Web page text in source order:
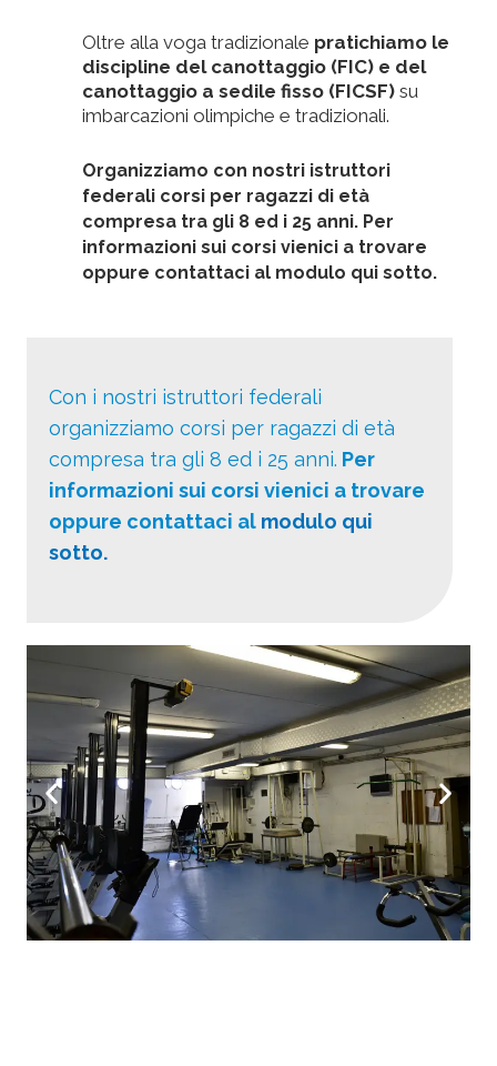
Oltre alla voga tradizionale pratichiamo le
discipline del canottaggio (FIC) e del
canottaggio a sedile fisso (FICSF) su
imbarcazioni olimpiche e tradizionali.
Organizziamo con nostri istruttori
federali corsi per ragazzi di età
compresa tra gli 8 ed i 25 anni. Per
informazioni sui corsi vienici a trovare
oppure contattaci al modulo qui sotto.
Con i nostri istruttori federali
organizziamo corsi per ragazzi di età
compresa tra gli 8 ed i 25 anni. Per
informazioni sui corsi vienici a trovare
oppure contattaci al modulo qui
sotto.